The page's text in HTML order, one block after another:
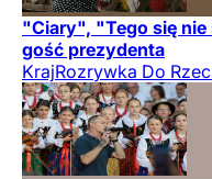
"Ciary", "Tego się nie
gość prezydenta
KrajRozrywka Do